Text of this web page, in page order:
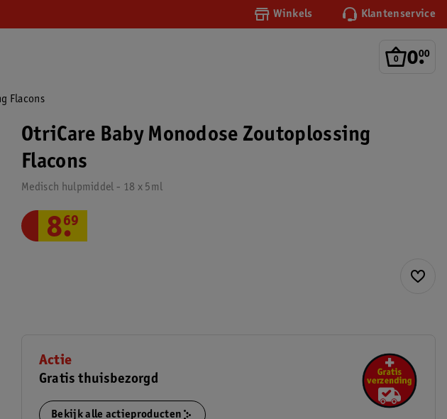
Winkels Klantenservice
0.
00
Flacons
OtriCare Baby Monodose Zoutoplossing
Flacons
Medisch hulpmiddel - 18 x 5ml
8.
69
Actie
Gratis thuisbezorgd
Bekijk alle actieproducten